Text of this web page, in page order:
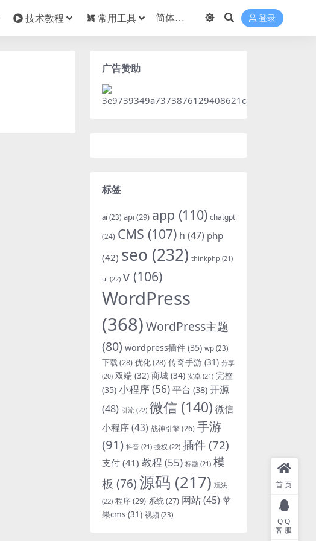
技术教程 常用工具 登录
广告赞助
标签
ai (23) api(29) app (110) chatgpt
(24) CMS (107) h (47) php
(42) seo (232) thinkphp (21)
ui (22) v (106)
WordPress
(368)WordPress主题
(80) wordpress插件 (35) wp (23)
下载(28) 优化(28) 传奇手游 (31) 分享
(20) 双端 (32) 商城 (34) 安卓 (21) 完整
(35) 小程序(56) 平台 (38) 开源
(48) 引流 (22) 微信 (140) 微信
小程序(43) 战神引擎(26) 手游
(91) 抖音 (21) 授权 (22) 插件 (72)
支付 (41) 教程 (55) 标题 (21) 模
板 (76)源码 (217) 玩法
(22) 程序(29) 系统(27) 网站(45) 苹
果cms (31) 视频 (23)
首页
QQ
客服